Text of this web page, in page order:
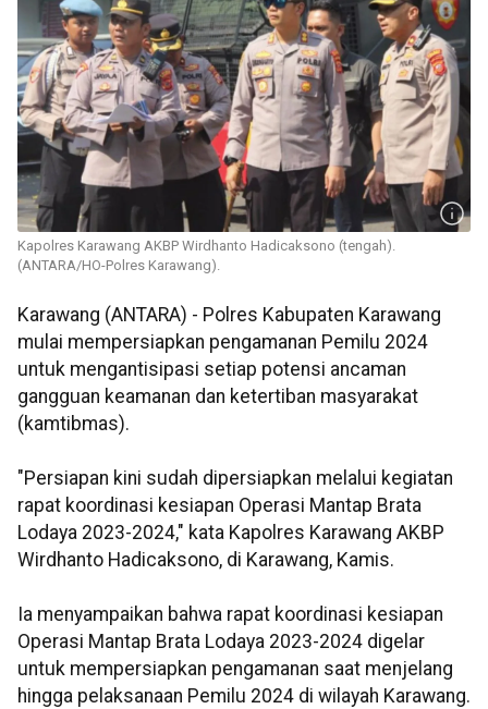
Kapolres Karawang AKBP Wirdhanto Hadicaksono (tengah).
(ANTARA/HO-Polres Karawang).
Karawang (ANTARA) - Polres Kabupaten Karawang
mulai mempersiapkan pengamanan Pemilu 2024
untuk mengantisipasi setiap potensi ancaman
gangguan keamanan dan ketertiban masyarakat
(kamtibmas).
"Persiapan kini sudah dipersiapkan melalui kegiatan
rapat koordinasi kesiapan Operasi Mantap Brata
Lodaya 2023-2024," kata Kapolres Karawang AKBP
Wirdhanto Hadicaksono, di Karawang, Kamis.
Ia menyampaikan bahwa rapat koordinasi kesiapan
Operasi Mantap Brata Lodaya 2023-2024 digelar
untuk mempersiapkan pengamanan saat menjelang
hingga pelaksanaan Pemilu 2024 di wilayah Karawang.